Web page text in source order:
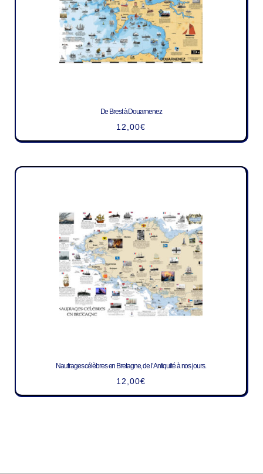
De Brest à Douarnenez
12,00€
Naufrages célèbres en Bretagne, de l’Antiquité à nos jours.
12,00€